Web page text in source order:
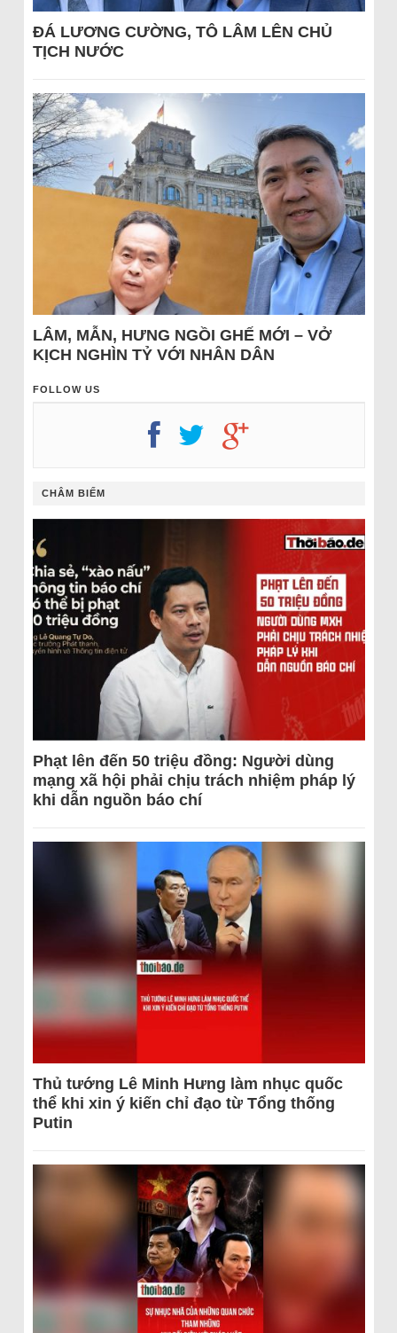
ĐÁ LƯƠNG CƯỜNG, TÔ LÂM LÊN CHỦ
TỊCH NƯỚC
LÂM, MẪN, HƯNG NGỒI GHẾ MỚI – VỞ
KỊCH NGHÌN TỶ VỚI NHÂN DÂN
FOLLOW US
CHÂM BIẾM
Phạt lên đến 50 triệu đồng: Người dùng
mạng xã hội phải chịu trách nhiệm pháp lý
khi dẫn nguồn báo chí
Thủ tướng Lê Minh Hưng làm nhục quốc
thể khi xin ý kiến chỉ đạo từ Tổng thống
Putin